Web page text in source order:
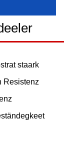
staark
Resistenz